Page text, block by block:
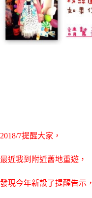
2018/7提醒大家，
最近我到附近舊地重遊，
發現今年新設了提醒告示，